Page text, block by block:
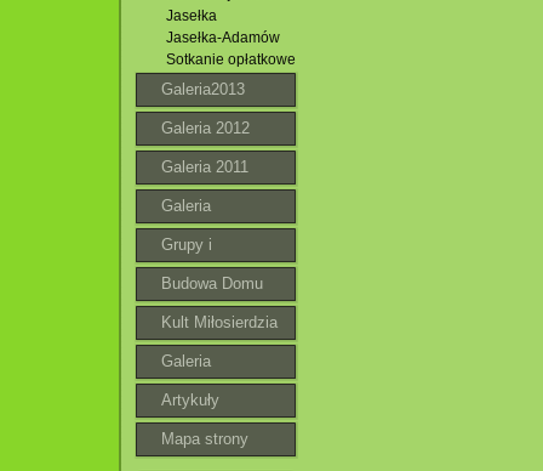
Jasełka
Jasełka-Adamów
Sotkanie opłatkowe
Galeria2013
Galeria 2012
Galeria 2011
Galeria
Grupy i
wspólnoty
Budowa Domu
Parafialnego
Kult Miłosierdzia
Bożego
Galeria
roztoczańska
Artykuły
Mapa strony